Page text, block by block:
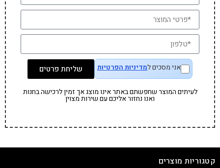
אני מסכים למדיניות הפרטיות שליחת פרטים
לעיתים המוצר שחפשתם באתר אינו מוצג אך זמין לרכישה בחנות
ואנו נחזור אליכם עם שירות מצוין
קטגוריות מוצרים